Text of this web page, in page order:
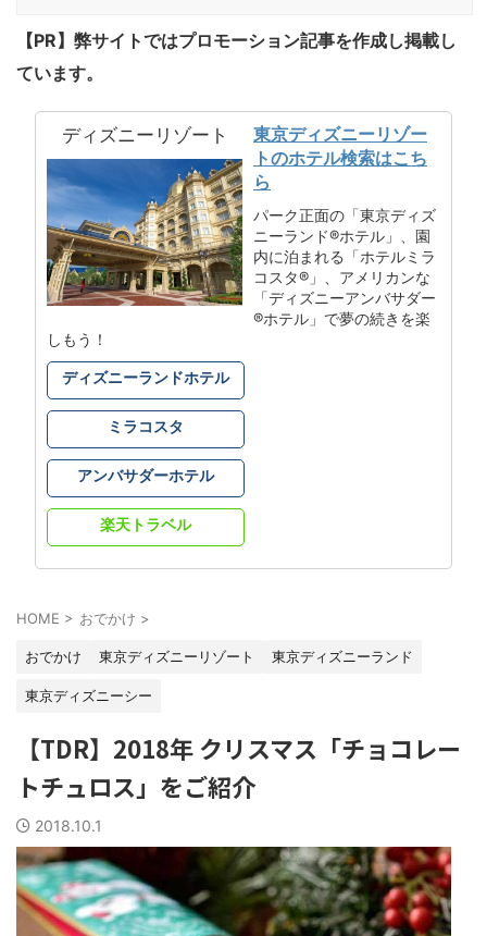
【PR】弊サイトではプロモーション記事を作成し掲載し
ています。
ディズニーリゾート
東京ディズニーリゾー
トのホテル検索はこち
ら
パーク正面の「東京ディズ
ニーランド®ホテル」、園
内に泊まれる「ホテルミラ
コスタ®」、アメリカンな
「ディズニーアンバサダー
®ホテル」で夢の続きを楽
しもう！
ディズニーランドホテル
ミラコスタ
アンバサダーホテル
楽天トラベル
HOME > おでかけ >
おでかけ 東京ディズニーリゾート 東京ディズニーランド
東京ディズニーシー
【TDR】2018年 クリスマス「チョコレー
トチュロス」をご紹介
2018.10.1